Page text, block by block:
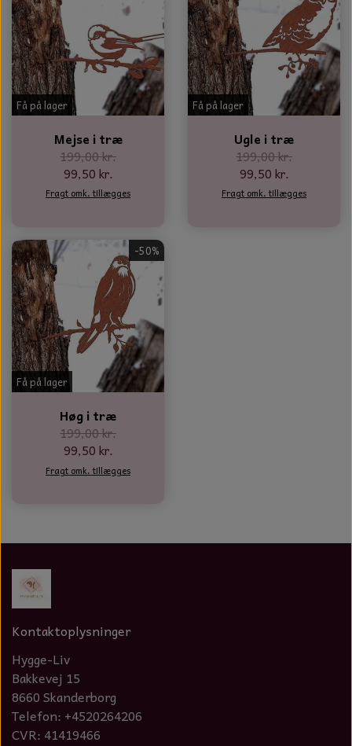
Få på lager
Mejse i træ
199,00 kr.
99,50 kr.
Fragt omk. tillægges
Få på lager
Ugle i træ
199,00 kr.
99,50 kr.
Fragt omk. tillægges
-50%
Få på lager
Høg i træ
199,00 kr.
99,50 kr.
Fragt omk. tillægges
Kontaktoplysninger
Hygge-Liv
Bakkevej 15
8660 Skanderborg
Telefon: +4520264206
CVR: 41419466